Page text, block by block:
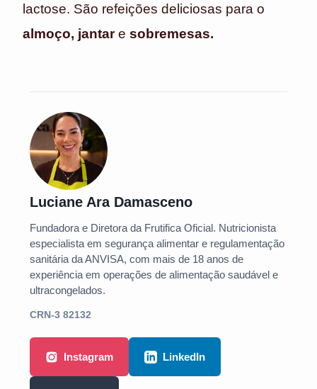
lactose. São refeições deliciosas para o
almoço, jantare sobremesas.
Luciane Ara Damasceno
Fundadora e Diretora da Frutifica Oficial. Nutricionista
especialista em segurança alimentar e regulamentação
sanitária da ANVISA, com mais de 18 anos de
experiência em operações de alimentação saudável e
ultracongelados.
CRN-3 82132
Instagram LinkedIn